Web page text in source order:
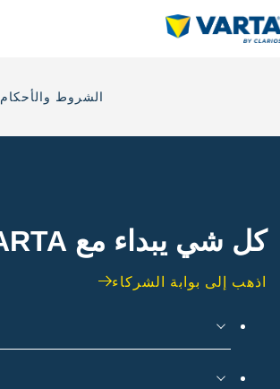
الشروط والأحكام
كل شي يبداء مع VARTA
اذهب إلى بوابة الشركاء